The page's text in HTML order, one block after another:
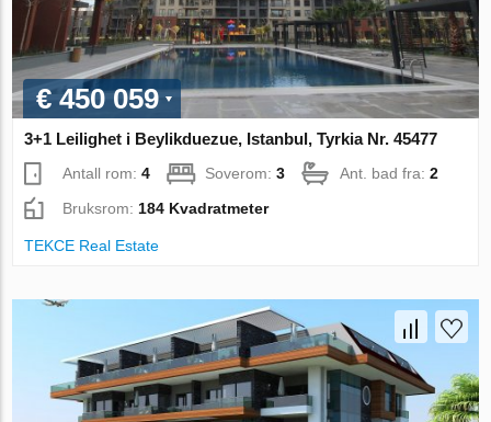
€ 450 059
3+1 Leilighet i Beylikduezue, Istanbul, Tyrkia Nr. 45477
Antall rom:4 Soverom:3 Ant. bad fra:2
Bruksrom:184 Kvadratmeter
TEKCE Real Estate